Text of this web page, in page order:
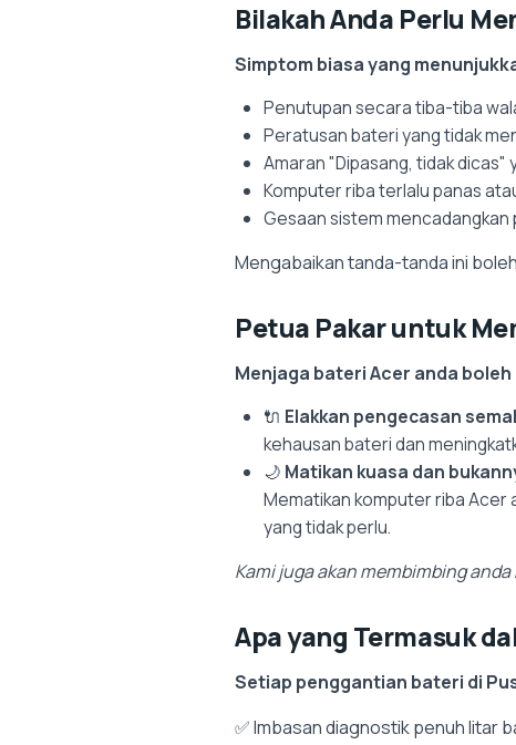
Bilakah Anda Perlu
Simptom biasa yang
Penutupan secara tiba-tiba
Peratusan bateri yang tidak
Amaran "Dipasang, tidak
Komputer riba terlalu panas
Gesaan sistem
Mengabaikan tanda-tanda ini
Petua Pakar untuk
Menjaga bateri Acer anda
🔌 Elakkan pengecasan
kehausan bateri dan
🌙 Matikan kuasa dan
Mematikan komputer riba Acer
yang tidak perlu.
Kami juga akan membimbing
Apa yang Termasuk
Setiap penggantian bateri di
✅ Imbasan diagnostik penuh litar